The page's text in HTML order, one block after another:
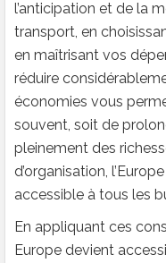
l’anticipation et de la
transport, en
en maîtrisant vos
réduire
économies vous
souvent, soit de
pleinement des
d’organisation,
accessible à tous les
En appliquant ces
Europe devient